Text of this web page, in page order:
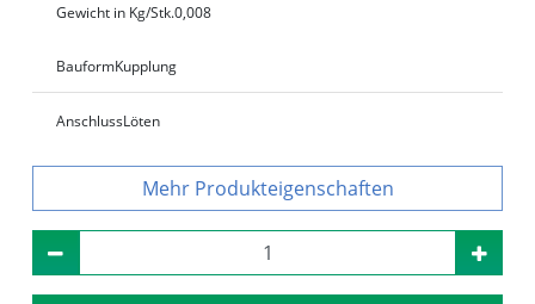
Gewicht in Kg/Stk.0,008
BauformKupplung
AnschlussLöten
Produkteigenschaften